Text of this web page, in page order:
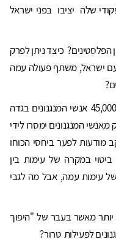
שלה יציבו בפני ישראל
הפלסטינים? כיצד ניתן לפרק
ישראל, משתף פעולה עמה
האם ניתן לאסוף את נשקם של כ-45,000 אנשי המנגנונים בגדה
המנגנונים ימסרו לידי
לפער ביחסי הכוחו
במקרה של עימות בין
עימות עמה, אבל מה לגבי
מאשר בעבר של "היפוך
לפעילות טרור?